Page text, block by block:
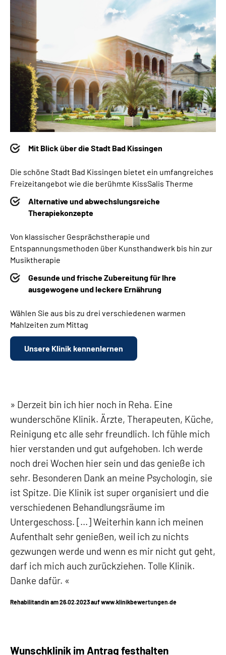
Mit Blick über die Stadt Bad Kissingen
Die schöne Stadt Bad Kissingen bietet ein umfangreiches
Freizeitangebot wie die berühmte KissSalis Therme
Alternative und abwechslungsreiche
Therapiekonzepte
Von klassischer Gesprächstherapie und
Entspannungsmethoden über Kunsthandwerk bis hin zur
Musiktherapie
Gesunde und frische Zubereitung für Ihre
ausgewogene und leckere Ernährung
Wählen Sie aus bis zu drei verschiedenen warmen
Mahlzeiten zum Mittag
Unsere Klinik kennenlernen
Derzeit bin ich hier noch in Reha. Eine
wunderschöne Klinik. Ärzte, Therapeuten, Küche,
Reinigung etc alle sehr freundlich. Ich fühle mich
hier verstanden und gut aufgehoben. Ich werde
noch drei Wochen hier sein und das genieße ich
sehr. Besonderen Dank an meine Psychologin, sie
ist Spitze. Die Klinik ist super organisiert und die
verschiedenen Behandlungsräume im
Untergeschoss. [...] Weiterhin kann ich meinen
Aufenthalt sehr genießen, weil ich zu nichts
gezwungen werde und wenn es mir nicht gut geht,
darf ich mich auch zurückziehen. Tolle Klinik.
Danke dafür.
Rehabilitandin am 26.02.2023 auf www.klinikbewertungen.de
Wunschklinik im Antrag festhalten